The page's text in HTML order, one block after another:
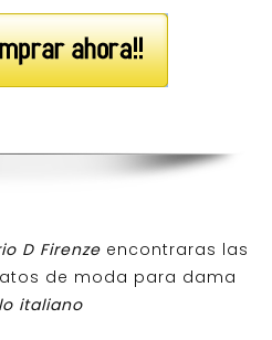
D Firenzeencontraras las
de moda para dama
italiano